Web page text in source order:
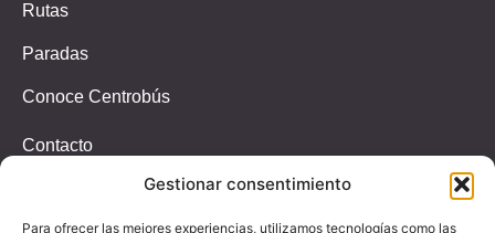
Gestionar consentimiento
Para ofrecer las mejores experiencias, utilizamos tecnologías como las
Rutas
Paradas
Conoce Centrobús
Contacto